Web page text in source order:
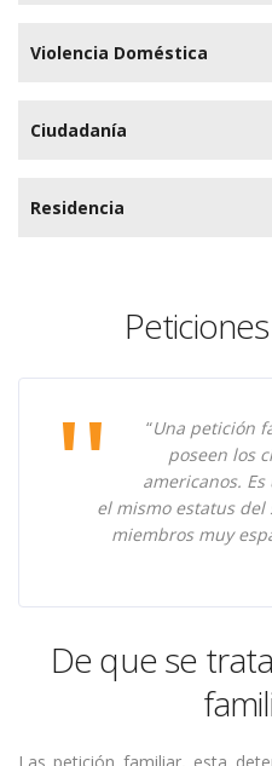
Violencia Doméstica
Ciudadanía
Residencia
“Una petición
poseen los
americanos.
el mismo estatus
miembros muy
De que se